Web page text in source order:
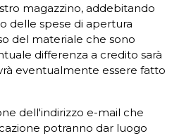
magazzino, addebitando
delle spese di apertura
del materiale che sono
differenza a credito sarà
eventualmente essere fatto
dell'indirizzo e-mail che
potranno dar luogo